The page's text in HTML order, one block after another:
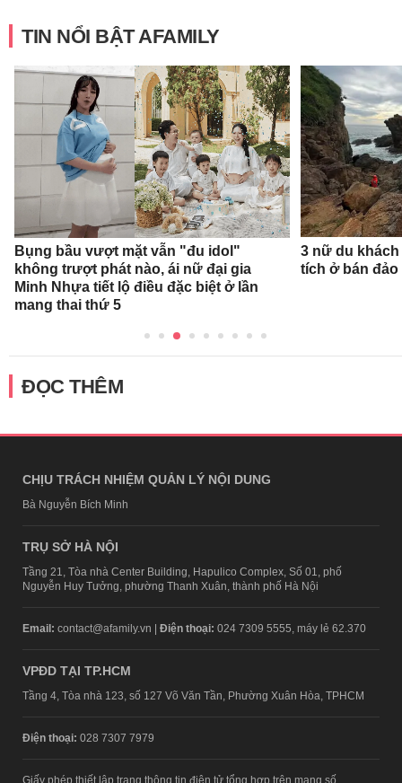
TIN NỔI BẬT AFAMILY
Bụng bầu vượt mặt vẫn "đu idol"
không trượt phát nào, ái nữ đại gia
Minh Nhựa tiết lộ điều đặc biệt ở lần
mang thai thứ 5
3 nữ du
tích ở bán đảo
ĐỌC THÊM
CHỊU TRÁCH NHIỆM QUẢN LÝ NỘI DUNG
Bà Nguyễn Bích Minh
TRỤ SỞ HÀ NỘI
Tầng 21, Tòa nhà Center Building, Hapulico Complex, Số 01, phố
Nguyễn Huy Tưởng, phường Thanh Xuân, thành phố Hà Nội
Email: contact@afamily.vn | Điện thoại: 024 7309 5555, máy lẻ 62.370
VPĐD TẠI TP.HCM
Tầng 4, Tòa nhà 123, số 127 Võ Văn Tần, Phường Xuân Hòa, TPHCM
Điện thoại: 028 7307 7979